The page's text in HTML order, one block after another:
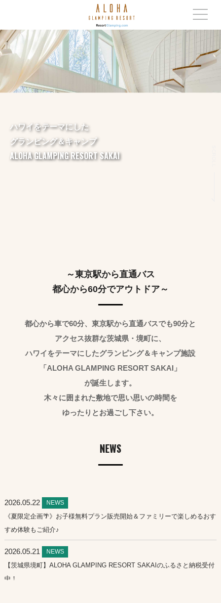
ハワイをテーマにした
グランピング＆キャンプ
ALOHA GLAMPING RESORT SAKAI
～東京駅から直通バス
都心から60分でアウトドア～
都心から車で60分、東京駅から直通バスでも90分と
アクセス抜群な茨城県・境町に、
ハワイをテーマにしたグランピング＆キャンプ施設
「ALOHA GLAMPING RESORT SAKAI」
が誕生します。
木々に囲まれた敷地で思い思いの時間を
ゆったりとお過ごし下さい。
NEWS
2026.05.22 NEWS
《夏限定企画🌴》お子様無料プラン販売開始＆ファミリーで楽しめるおす
すめ体験もご紹介♪
2026.05.21 NEWS
【茨城県境町】ALOHA GLAMPING RESORT SAKAIのふるさと納税受付
中！